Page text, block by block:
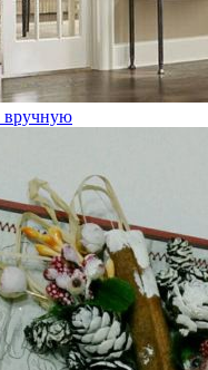
вручную